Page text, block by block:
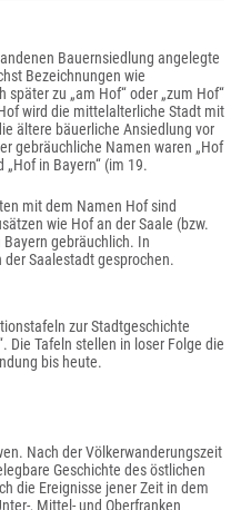
Bauernsiedlung angelegte
Bezeichnungen wie
später zu „am Hof“ oder „zum Hof“
wird die mittelalterliche Stadt mit
ältere bäuerliche Ansiedlung vor
gebräuchliche Namen waren „Hof
in Bayern“ (im 19.
mit dem Namen Hof sind
wie Hof an der Saale (bzw.
gebräuchlich. In
Saalestadt gesprochen.
zur Stadtgeschichte
Die Tafeln stellen in loser Folge die
bis heute.
Nach der Völkerwanderungszeit
Geschichte des östlichen
die Ereignisse jener Zeit in dem
, Mittel- und Oberfranken